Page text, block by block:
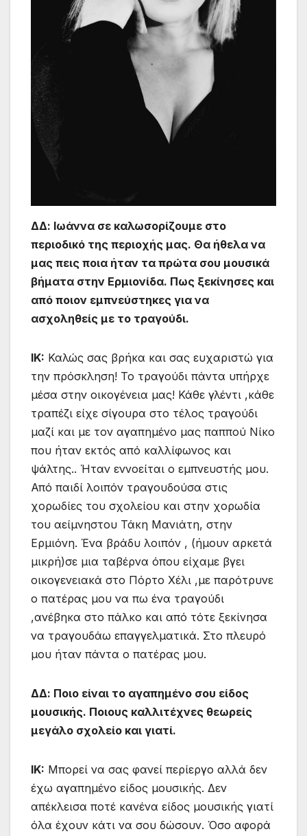
ΔΔ: Ιωάννα σε καλωσορίζουμε στο
περιοδικό της περιοχής μας. Θα ήθελα να
μας πεις ποια ήταν τα πρώτα σου μουσικά
βήματα στην Ερμιονίδα. Πως ξεκίνησες και
από ποιον εμπνεύστηκες για να
ασχοληθείς με το τραγούδι.
IK: Καλώς σας βρήκα και σας ευχαριστώ για
την πρόσκληση! Το τραγούδι πάντα υπήρχε
μέσα στην οικογένεια μας! Κάθε γλέντι ,κάθε
τραπέζι είχε σίγουρα στο τέλος τραγούδι
μαζί και με τον αγαπημένο μας παππού Νίκο
που ήταν εκτός από καλλίφωνος και
ψάλτης.. Ήταν εννοείται ο εμπνευστής μου.
Από παιδί λοιπόν τραγουδούσα στις
χορωδίες του σχολείου και στην χορωδία
του αείμνηστου Τάκη Μανιάτη, στην
Ερμιόνη. Ένα βράδυ λοιπόν , (ήμουν αρκετά
μικρή)σε μια ταβέρνα όπου είχαμε βγει
οικογενειακά στο Πόρτο Χέλι ,με παρότρυνε
ο πατέρας μου να πω ένα τραγούδι
,ανέβηκα στο πάλκο και από τότε ξεκίνησα
να τραγουδάω επαγγελματικά. Στο πλευρό
μου ήταν πάντα ο πατέρας μου.
ΔΔ: Ποιο είναι το αγαπημένο σου είδος
μουσικής. Ποιους καλλιτέχνες θεωρείς
μεγάλο σχολείο και γιατί.
IK: Μπορεί να σας φανεί περίεργο αλλά δεν
έχω αγαπημένο είδος μουσικής. Δεν
απέκλεισα ποτέ κανένα είδος μουσικής γιατί
όλα έχουν κάτι να σου δώσουν. Όσο αφορά